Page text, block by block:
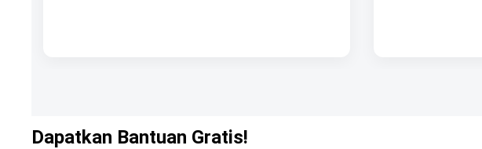
Dapatkan Bantuan Gratis!